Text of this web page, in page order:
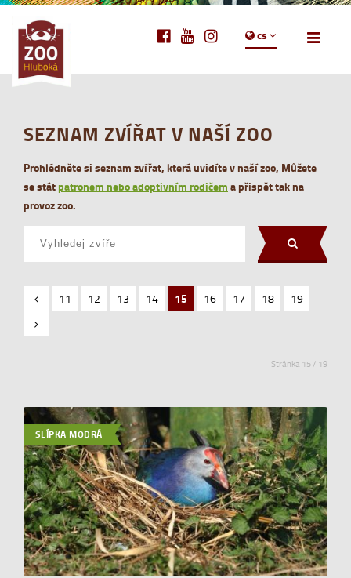
cs
SEZNAM ZVÍŘAT V NAŠÍ ZOO
Prohlédněte si seznam zvířat, která uvidíte v naší zoo, Můžete
se státpatronem nebo adoptivním rodičem a přispět tak na
provoz zoo.
11 12 13 14 15 16 17 18 19
Stránka 15 / 19
SLÍPKA MODRÁ